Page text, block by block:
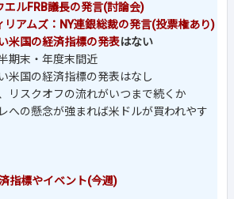
エルFRB議長の発言(討論会)
リアムズ：NY連銀総裁の発言(投票権あり)
米国の経済指標の発表はない
期末・年度末間近
米国の経済指標の発表はなし
リスクオフの流れがいつまで続くか
への懸念が強まれば米ドルが買われやす
指標やイベント(今週)